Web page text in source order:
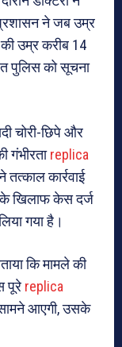
ने जब उम्र
उम्र करीब 14
पुलिस को सूचना
चोरी-छिपे और
गंभीरताreplica
तत्काल कार्रवाई
के खिलाफ केस दर्ज
गया है।
कि मामले की
पूरे replica
आएगी, उसके